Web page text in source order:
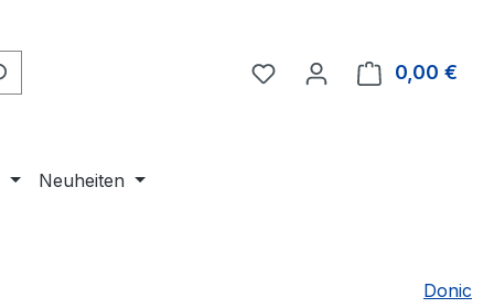
Du hast 0 Produkte auf
0,00 €
Neuheiten
Donic